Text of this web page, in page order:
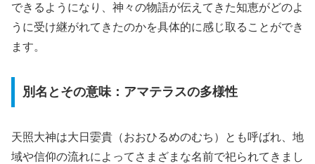
できるようになり、神々の物語が伝えてきた知恵がどのよ
うに受け継がれてきたのかを具体的に感じ取ることができ
ます。
別名とその意味：アマテラスの多様性
天照大神は大日孁貴（おおひるめのむち）とも呼ばれ、地
域や信仰の流れによってさまざまな名前で祀られてきまし